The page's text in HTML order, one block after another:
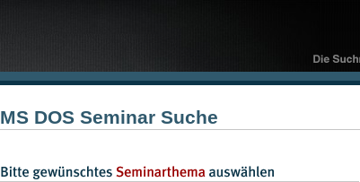
MS DOS Seminar Suche